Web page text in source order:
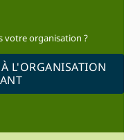
votre organisation ?
L'ORGANISATION